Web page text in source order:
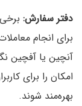
دفتر سفارش:
برای انجام
آنچین یا آفچین
امکان را برای
بهره‌مند شوند.